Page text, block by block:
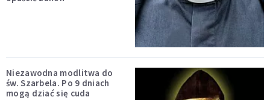
Niezawodna modlitwa do
św. Szarbela. Po 9 dniach
mogą dziać się cuda